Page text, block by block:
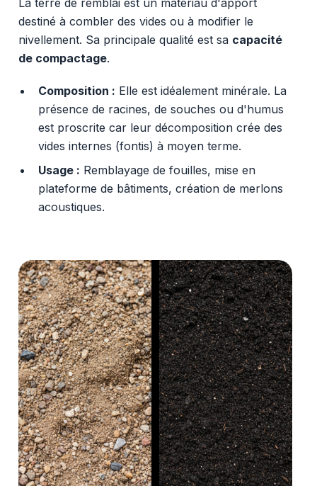
destiné à combler des vides ou à modifier le
nivellement. Sa principale qualité est sa capacité
de compactage.
Composition : Elle est idéalement minérale. La
présence de racines, de souches ou d'humus
est proscrite car leur décomposition crée des
vides internes (fontis) à moyen terme.
Usage : Remblayage de fouilles, mise en
plateforme de bâtiments, création de merlons
acoustiques.